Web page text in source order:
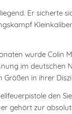
Er sicherte
wurde Colin
im deutschen
in ihrer
den
gehört zur